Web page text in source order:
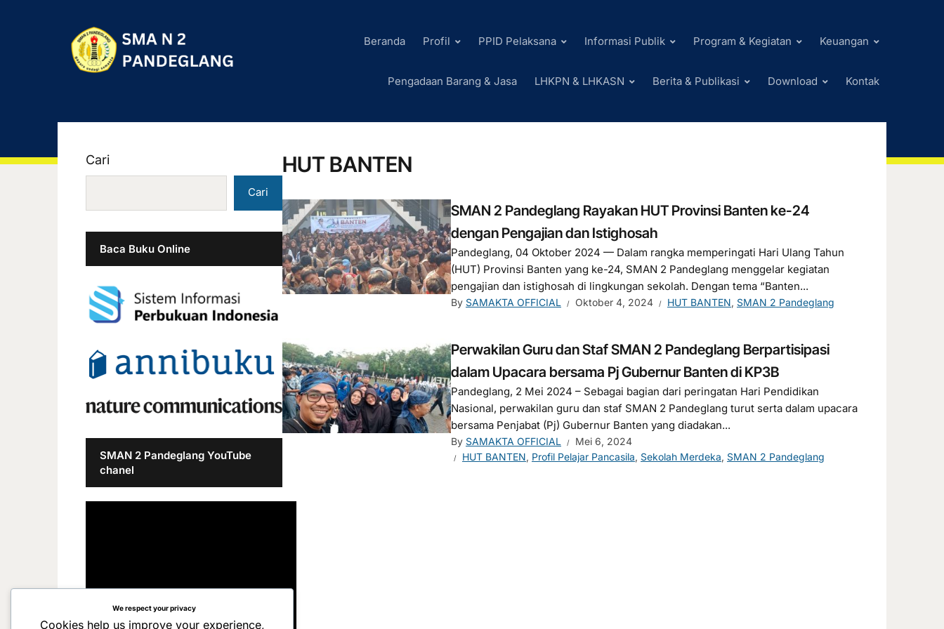
Beranda Profil PPID Pelaksana Informasi Publik Program & Kegiatan Keuangan
Pengadaan Barang & Jasa LHKPN & LHKASN Berita & Publikasi Download Kontak
HUT BANTEN
SMAN 2 Pandeglang Rayakan HUT Provinsi Banten ke-24
dengan Pengajian dan Istighosah
Pandeglang, 04 Oktober 2024 — Dalam rangka memperingati Hari Ulang Tahun
(HUT) Provinsi Banten yang ke-24, SMAN 2 Pandeglang menggelar kegiatan
pengajian dan istighosah di lingkungan sekolah. Dengan tema “Banten...
By SAMAKTA OFFICIAL Oktober 4, 2024 HUT BANTEN, SMAN 2 Pandeglang
Perwakilan Guru dan Staf SMAN 2 Pandeglang Berpartisipasi
dalam Upacara bersama Pj Gubernur Banten di KP3B
Pandeglang, 2 Mei 2024 – Sebagai bagian dari peringatan Hari Pendidikan
Nasional, perwakilan guru dan staf SMAN 2 Pandeglang turut serta dalam upacara
bersama Penjabat (Pj) Gubernur Banten yang diadakan...
By SAMAKTA OFFICIAL
Mei 6, 2024
HUT BANTEN, Profil Pelajar Pancasila, Sekolah Merdeka, SMAN 2 Pandeglang
Cari
Cari
Baca Buku Online
SMAN 2 Pandeglang YouTube
chanel
We respect your privacy
Cookies help us improve your experience,